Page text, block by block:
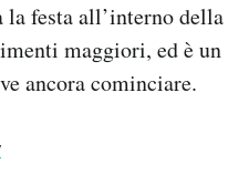
festa all’interno della
maggiori, ed è un
ancora cominciare.